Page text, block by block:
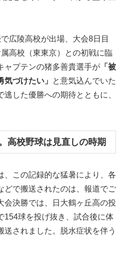
広陵高校が出場、大会8日目
高校（東東京）との初戦に臨
ャプテンの猪多善貴選手が 「被
づけたい」
と意気込んでいた
した優勝への期待とともに、
高校野球は見直しの時期
、この記録的な猛暑により、各
どで搬送されたのは、報道でご
会決勝では、日大鶴ヶ丘高の投
154球を投げ抜き、試合後に体
送されました。脱水症状を伴う